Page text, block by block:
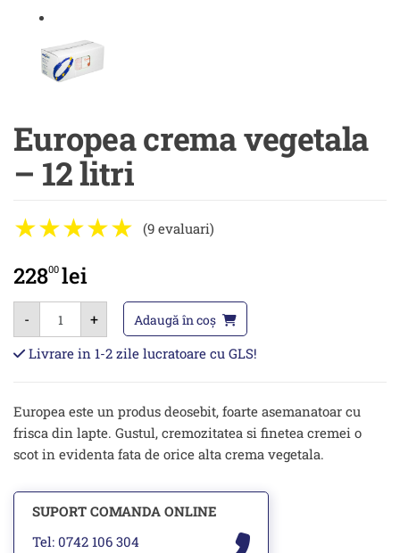
Europea crema vegetala
– 12 litri
(9 evaluari)
22800 lei
-
Cantitate
Europea
crema
vegetala
-
+ Adaugă în coș
Livrare in 1-2 zile lucratoare cu GLS!
Europea este un produs deosebit, foarte asemanatoar cu
frisca din lapte. Gustul, cremozitatea si finetea cremei o
scot in evidenta fata de orice alta crema vegetala.
SUPORT COMANDA ONLINE
Tel: 0742 106 304